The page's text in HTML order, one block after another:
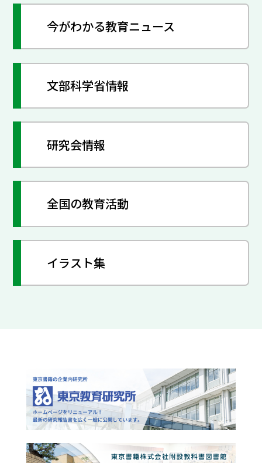
今がわかる教育ニュース
文部科学省情報
研究会情報
全国の教育活動
イラスト集